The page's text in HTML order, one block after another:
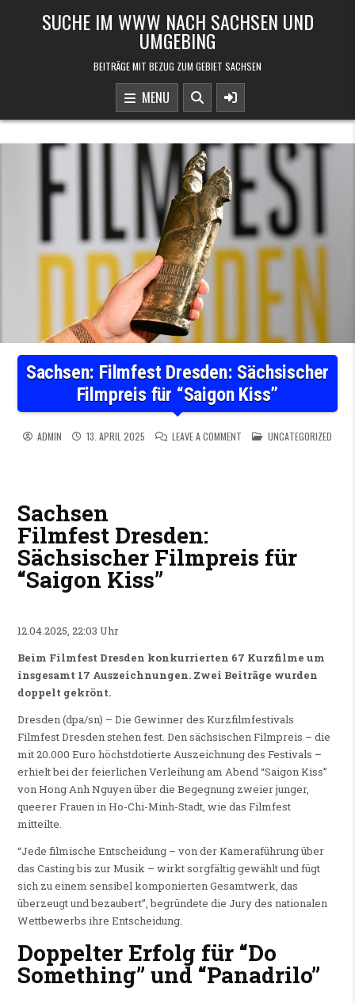
SUCHE IM WWW NACH SACHSEN UND
UMGEBING
BEITRÄGE MIT BEZUG ZUM GEBIET SACHSEN
MENU
Sachsen: Filmfest Dresden: Sächsischer
Filmpreis für “Saigon Kiss”
ADMIN 13. APRIL 2025 LEAVE A COMMENT ON SACHSEN: FILMFEST
POSTED IN
UNCATEGORIZED
Sachsen
Filmfest Dresden:
Sächsischer Filmpreis für
“Saigon Kiss”
12.04.2025, 22:03 Uhr
Beim Filmfest Dresden konkurrierten 67 Kurzfilme um
insgesamt 17 Auszeichnungen. Zwei Beiträge wurden
doppelt gekrönt.
Dresden (dpa/sn) – Die Gewinner des Kurzfilmfestivals
Filmfest Dresden stehen fest. Den sächsischen Filmpreis – die
mit 20.000 Euro höchstdotierte Auszeichnung des Festivals –
erhielt bei der feierlichen Verleihung am Abend “Saigon Kiss”
von Hong Anh Nguyen über die Begegnung zweier junger,
queerer Frauen in Ho-Chi-Minh-Stadt, wie das Filmfest
mitteilte.
“Jede filmische Entscheidung – von der Kameraführung über
das Casting bis zur Musik – wirkt sorgfältig gewählt und fügt
sich zu einem sensibel komponierten Gesamtwerk, das
überzeugt und bezaubert”, begründete die Jury des nationalen
Wettbewerbs ihre Entscheidung.
Doppelter Erfolg für “Do
Something” und “Panadrilo”